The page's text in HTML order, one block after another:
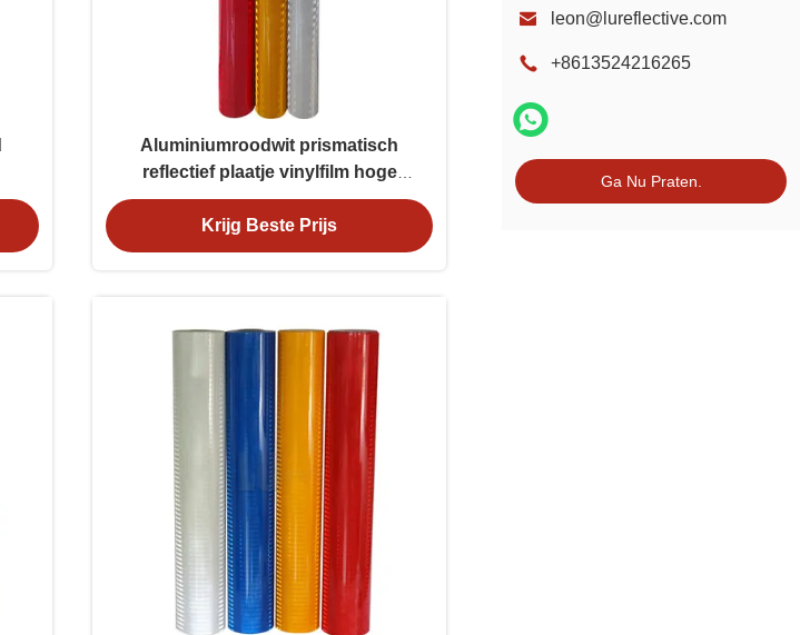
leon@lureflective.com
+8613524216265
Ga Nu Praten.
Aluminiumroodwit prismatisch
reflectief plaatje vinylfilm hoge
intensiteit
Krijg Beste Prijs